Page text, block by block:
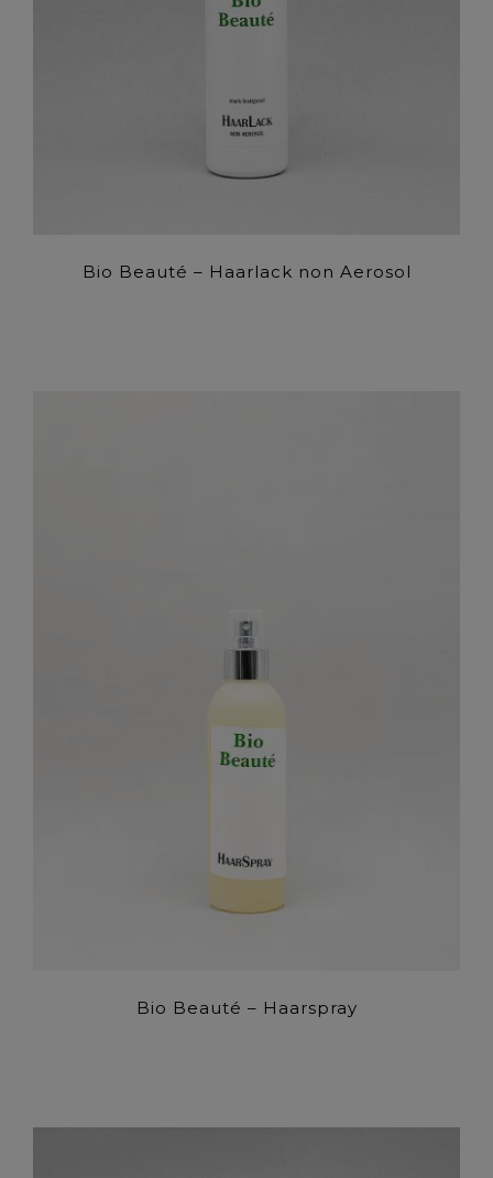
Bio Beauté – Haarlack non Aerosol
Bio Beauté – Haarspray